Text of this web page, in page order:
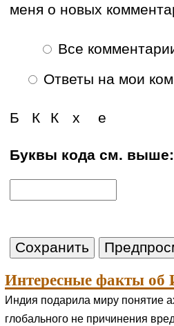
меня о новых
Все
Ответы на мои
е
К
Б К х
Буквы кода см.
Интересные факты об
Индия подарила миру понятие
глобального не причинения